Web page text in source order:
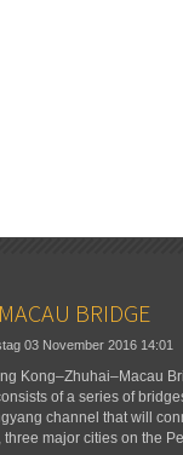
BRIDGE
03 November 2016 14:01
Kong–Zhuhai–Macau
of a series of
channel that will
three major cities on the